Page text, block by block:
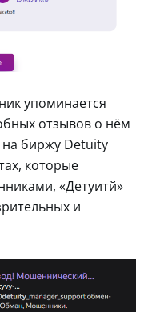
упоминается
отзывов о нём
на биржу Detuity
которые
«Детуитй»
и